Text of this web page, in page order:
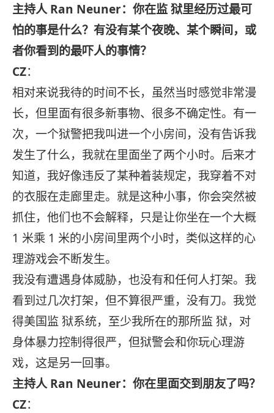
主持人 Ran Neuner：你在监 狱里经历过最可
怕的事是什么？有没有某个夜晚、某个瞬间，或
者你看到的最吓人的事情？
CZ：
相对来说我待的时间不长，虽然当时感觉非常漫
长，但里面有很多新事物、很多不确定性。有一
次，一个狱警把我叫进一个小房间，没有告诉我
发生了什么，我就在里面坐了两个小时。后来才
知道，我好像违反了某种着装规定，我穿着不对
的衣服在走廊里走。就是这种小事，你会突然被
抓住，他们也不会解释，只是让你坐在一个大概
1 米乘 1 米的小房间里两个小时，类似这样的心
理游戏会不断发生。
我没有遭遇身体威胁，也没有和任何人打架。我
看到过几次打架，但不算很严重，没有刀。我觉
得美国监 狱系统，至少我所在的那所监 狱，对
身体暴力控制得很严，但狱警会和你玩心理游
戏，这是另一回事。
主持人 Ran Neuner：你在里面交到朋友了吗？
CZ：